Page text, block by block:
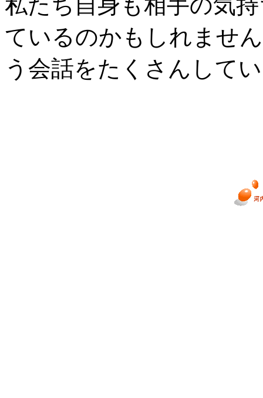
ているのかもしれませ
う会話をたくさんして